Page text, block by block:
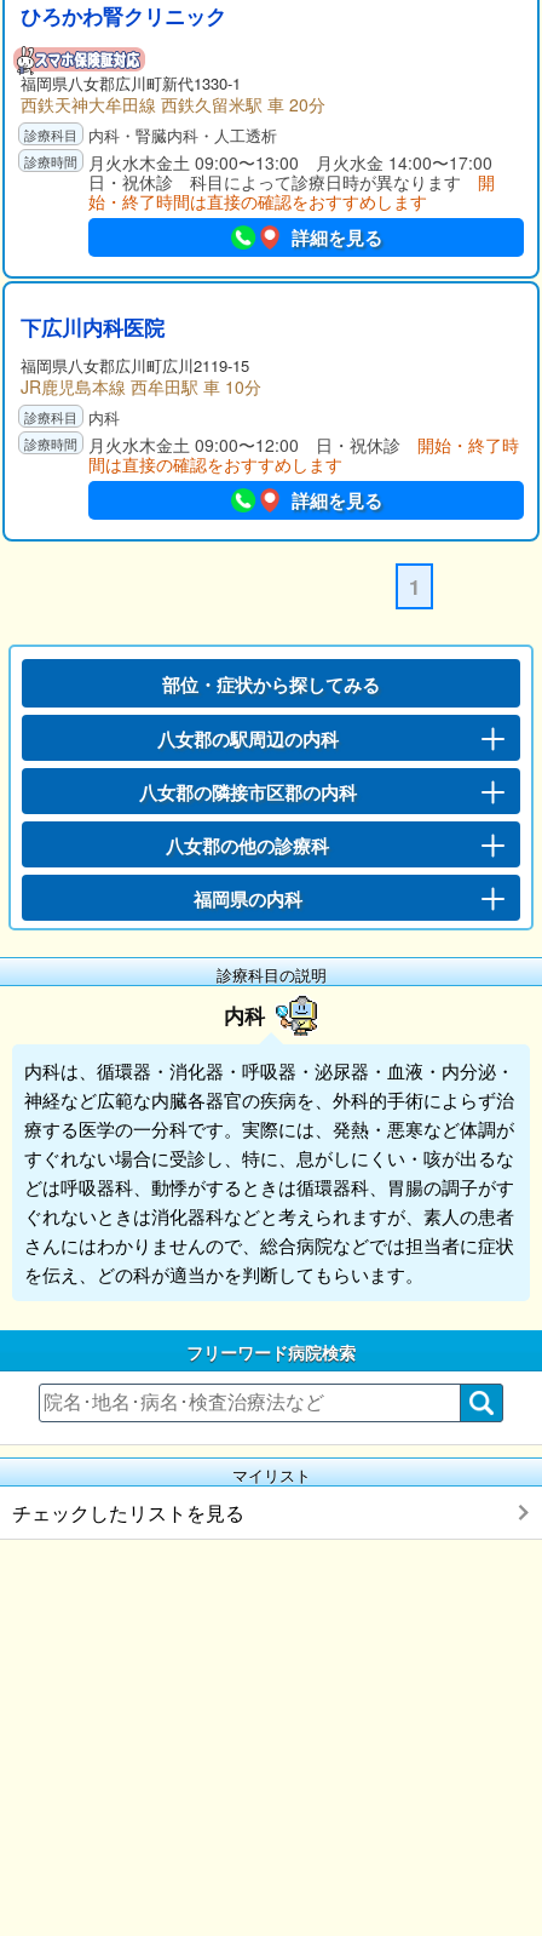
ひろかわ腎クリニック
福岡県八女郡広川町新代1330-1
西鉄天神大牟田線 西鉄久留米駅 車 20分
内科・腎臓内科・人工透析
月火水木金土 09:00〜13:00 月火水金 14:00〜17:00
日・祝休診 科目によって診療日時が異なります 開
始・終了時間は直接の確認をおすすめします
詳細を見る
下広川内科医院
福岡県八女郡広川町広川2119-15
JR鹿児島本線 西牟田駅 車 10分
内科
月火水木金土 09:00〜12:00 日・祝休診 開始・終了時
間は直接の確認をおすすめします
詳細を見る
1
部位・症状から探してみる
八女郡の駅周辺の内科
八女郡の隣接市区郡の内科
八女郡の他の診療科
福岡県の内科
診療科目の説明
内科
内科は、循環器・消化器・呼吸器・泌尿器・血液・内分泌・
神経など広範な内臓各器官の疾病を、外科的手術によらず治
療する医学の一分科です。実際には、発熱・悪寒など体調が
すぐれない場合に受診し、特に、息がしにくい・咳が出るな
どは呼吸器科、動悸がするときは循環器科、胃腸の調子がす
ぐれないときは消化器科などと考えられますが、素人の患者
さんにはわかりませんので、総合病院などでは担当者に症状
を伝え、どの科が適当かを判断してもらいます。
フリーワード病院検索
マイリスト
チェックしたリストを見る